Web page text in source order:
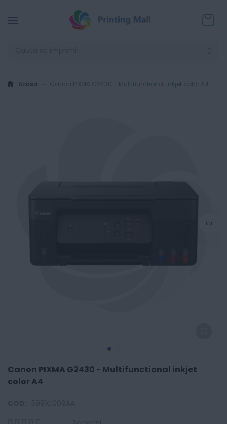
Acasă Canon PIXMA G2430 - Multifunctional inkjet color A4
Canon PIXMA G2430 - Multifunctional inkjet
color A4